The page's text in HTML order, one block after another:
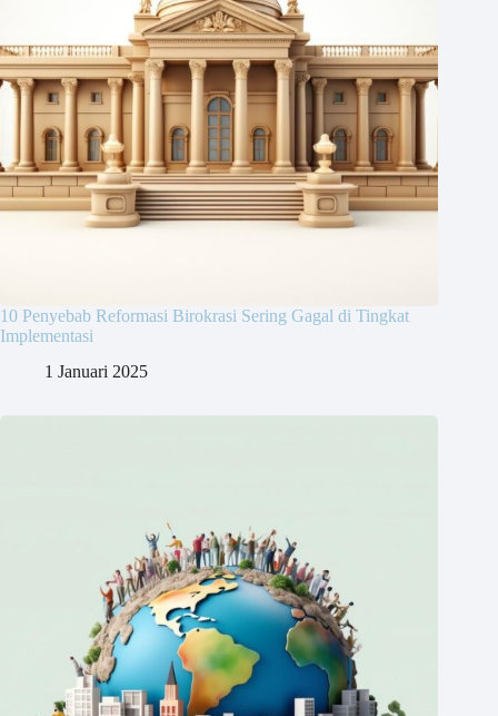
10 Penyebab Reformasi Birokrasi Sering Gagal di Tingkat
Implementasi
1 Januari 2025